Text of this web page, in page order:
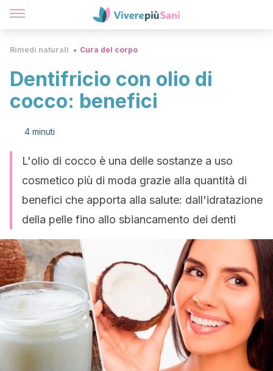
Rimedi naturali Cura del corpo
Dentifricio con olio di
cocco: benefici
4 minuti
L'olio di cocco è una delle sostanze a uso
cosmetico più di moda grazie alla quantità di
benefici che apporta alla salute: dall'idratazione
della pelle fino allo sbiancamento dei denti